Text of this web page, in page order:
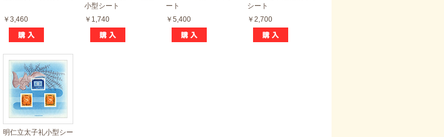
￥3,460
小型シート
￥1,740
ート
￥5,400
シート
￥2,700
明仁立太子礼小型シー